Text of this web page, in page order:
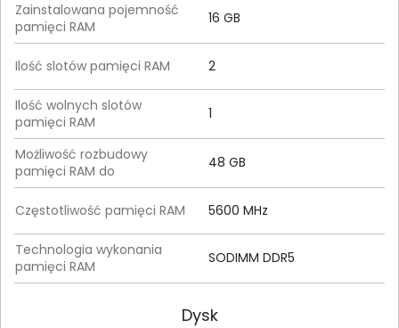
Zainstalowana pojemność
pamięci RAM
16 GB
Ilość slotów pamięci RAM 2
Ilość wolnych slotów
pamięci RAM
1
Możliwość rozbudowy
pamięci RAM do
48 GB
Częstotliwość pamięci RAM 5600 MHz
Technologia wykonania
pamięci RAM
SODIMM DDR5
Dysk